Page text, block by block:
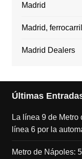
Madrid
Madrid,
Madrid Dealers
Últimas
La línea 9 de
línea 6 por la
Metro de Nápoles: